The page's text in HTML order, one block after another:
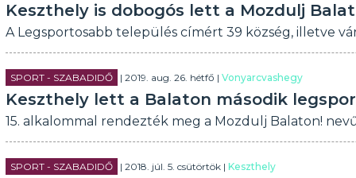
Keszthely is dobogós lett a Mozdulj
A Legsportosabb település címért 39 község, illetve
SPORT - SZABADIDŐ | 2019. aug. 26. hétfő | Vonyarcvashegy
Keszthely lett a Balaton második
15. alkalommal rendezték meg a Mozdulj Balaton!
SPORT - SZABADIDŐ | 2018. júl. 5. csütörtök | Keszthely